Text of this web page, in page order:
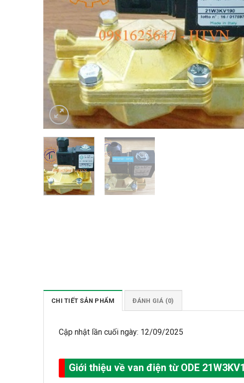
CHI TIẾT SẢN PHẨM ĐÁNH GIÁ (0)
Cập nhật lần cuối ngày: 12/09/2025
Giới thiệu về van điện từ ODE